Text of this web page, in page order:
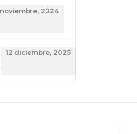
noviembre, 2024
12 diciembre, 2025